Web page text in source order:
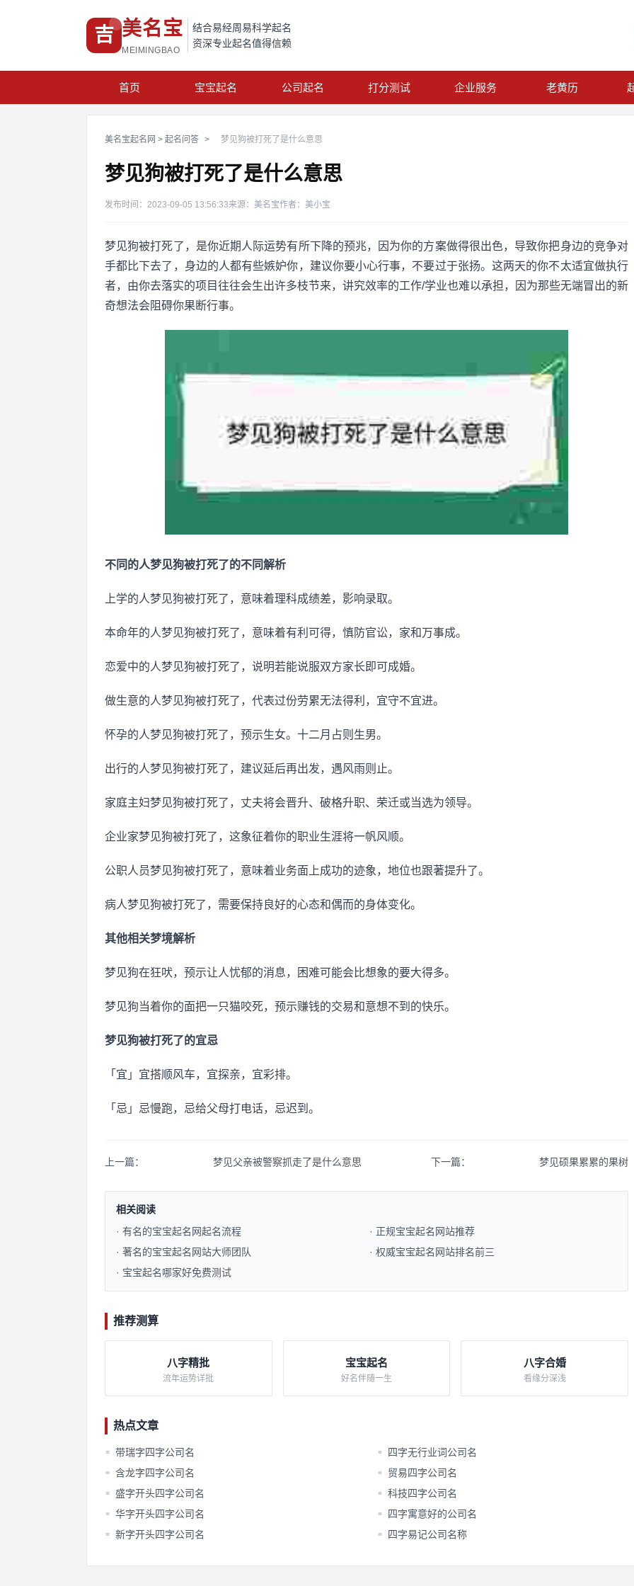
吉 美名宝
MEIMINGBAO
结合易经周易科学起名
资深专业起名值得信赖
首页 宝宝起名 公司起名 打分测试 企业服务 老黄历
美名宝起名网 > 起名问答 > 梦见狗被打死了是什么意思
梦见狗被打死了是什么意思
发布时间：2023-09-05 13:56:33来源：美名宝作者：美小宝
梦见狗被打死了，是你近期人际运势有所下降的预兆，因为你的方案做得很出色，导致你把身边的竞争对
手都比下去了，身边的人都有些嫉妒你，建议你要小心行事，不要过于张扬。这两天的你不太适宜做执行
者，由你去落实的项目往往会生出许多枝节来，讲究效率的工作/学业也难以承担，因为那些无端冒出的新
奇想法会阻碍你果断行事。
不同的人梦见狗被打死了的不同解析
上学的人梦见狗被打死了，意味着理科成绩差，影响录取。
本命年的人梦见狗被打死了，意味着有利可得，慎防官讼，家和万事成。
恋爱中的人梦见狗被打死了，说明若能说服双方家长即可成婚。
做生意的人梦见狗被打死了，代表过份劳累无法得利，宜守不宜进。
怀孕的人梦见狗被打死了，预示生女。十二月占则生男。
出行的人梦见狗被打死了，建议延后再出发，遇风雨则止。
家庭主妇梦见狗被打死了，丈夫将会晋升、破格升职、荣迁或当选为领导。
企业家梦见狗被打死了，这象征着你的职业生涯将一帆风顺。
公职人员梦见狗被打死了，意味着业务面上成功的迹象，地位也跟著提升了。
病人梦见狗被打死了，需要保持良好的心态和偶而的身体变化。
其他相关梦境解析
梦见狗在狂吠，预示让人忧郁的消息，困难可能会比想象的要大得多。
梦见狗当着你的面把一只猫咬死，预示赚钱的交易和意想不到的快乐。
梦见狗被打死了的宜忌
「宜」宜搭顺风车，宜探亲，宜彩排。
「忌」忌慢跑，忌给父母打电话，忌迟到。
上一篇： 梦见父亲被警察抓走了是什么意思 下一篇： 梦见硕果累累的果树
相关阅读
· 有名的宝宝起名网起名流程​
· 正规宝宝起名网站推荐​
· 著名的宝宝起名网站大师团队​
· 权威宝宝起名网站排名前三​
· 宝宝起名哪家好免费测试​
推荐测算
八字精批
流年运势详批
宝宝起名
好名伴随一生
八字合婚
看缘分深浅
热点文章
■ 带瑞字四字公司名
■ 含龙字四字公司名
■ 盛字开头四字公司名
■ 华字开头四字公司名
■ 新字开头四字公司名
■ 四字无行业词公司名
■ 贸易四字公司名
■ 科技四字公司名
■ 四字寓意好的公司名
■ 四字易记公司名称